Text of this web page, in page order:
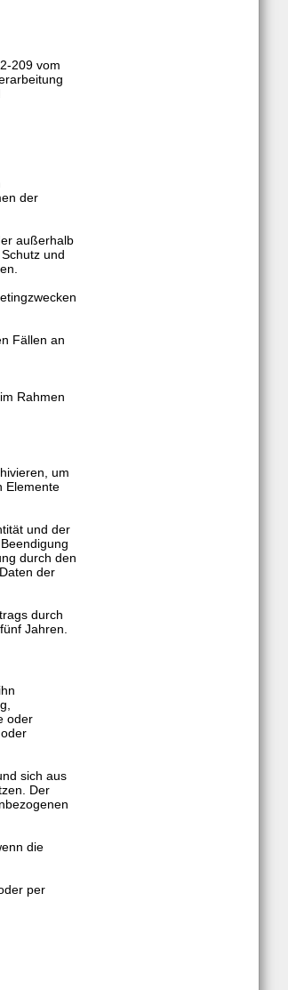
209 vom
der
außerhalb
und
Fällen an
Rahmen
um
Elemente
und der
durch den
der
durch
Jahren.
oder
sich aus
Der
die
per